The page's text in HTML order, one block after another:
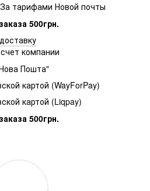
тарифами Новой почты
500грн.
компании
Пошта"
картой (WayForPay)
картой (Liqpay)
500грн.